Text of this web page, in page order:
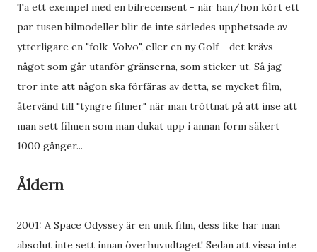
Ta ett exempel med en bilrecensent - när han/hon kört ett
par tusen bilmodeller blir de inte särledes upphetsade av
ytterligare en "folk-Volvo", eller en ny Golf - det krävs
något som går utanför gränserna, som sticker ut. Så jag
tror inte att någon ska förfäras av detta, se mycket film,
återvänd till "tyngre filmer" när man tröttnat på att inse att
man sett filmen som man dukat upp i annan form säkert
1000 gånger...
Åldern
2001: A Space Odyssey är en unik film, dess like har man
absolut inte sett innan överhuvudtaget! Sedan att vissa inte